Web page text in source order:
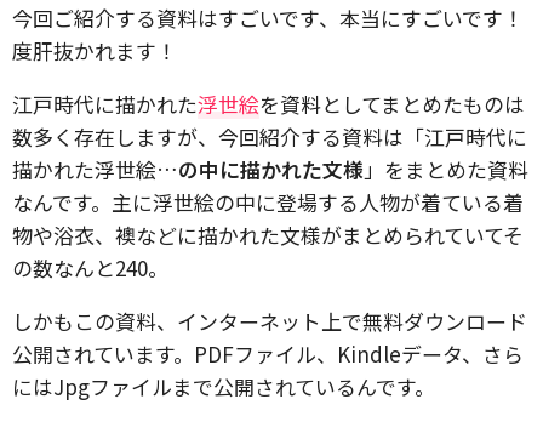
今回ご紹介する資料はすごいです、本当にすごいです！
度肝抜かれます！
江戸時代に描かれた浮世絵を資料としてまとめたものは
数多く存在しますが、今回紹介する資料は「江戸時代に
描かれた浮世絵…の中に描かれた文様 」をまとめた資料
なんです。主に浮世絵の中に登場する人物が着ている着
物や浴衣、襖などに描かれた文様がまとめられていてそ
の数なんと240。
しかもこの資料、インターネット上で無料ダウンロード
公開されています。PDFファイル、Kindleデータ、さら
にはJpgファイルまで公開されているんです。